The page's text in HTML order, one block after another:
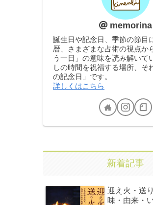
memorina
誕生日や記念日、季節の節目
暦、さまざまな占術の視点か
う一日」の意味を読み解いて
しの時間を祝福する場所、そ
の記念日」です。
詳しくはこちら
新着記事
迎え火・送
味・由来・